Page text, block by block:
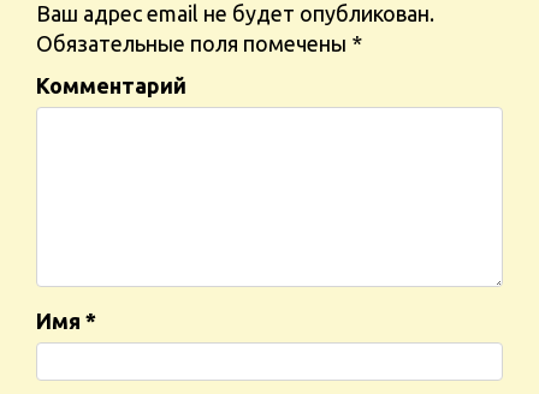
Ваш адрес email не будет опубликован.
Обязательные поля помечены *
Комментарий
Имя *